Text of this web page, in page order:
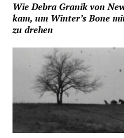
Wie Debra Granik von
kam, um Winter’s Bone
zu drehen